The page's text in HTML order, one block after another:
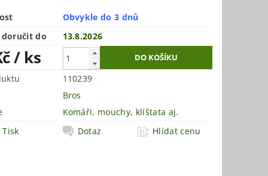
Obvykle do 3 dnů
doručit do
13.8.2026
/ ks
110239
Bros
Komáři, mouchy, klíštata aj.
Tisk
Dotaz Hlídat cenu